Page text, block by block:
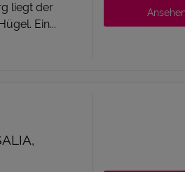
liegt der
Ein...